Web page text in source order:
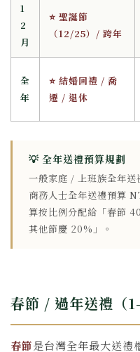
1
2
月
⭐ 聖誕節
（12/25）/ 跨年
全
年
⭐ 結婚回禮 / 喬
遷 / 退休
💡 全年送禮預算規劃
一般家庭 / 上班族全年
商務人士全年送禮預算
算按比例分配給「春節
其他節慶 20%」。
春節 / 過年送禮（
春節是台灣全年最大送禮